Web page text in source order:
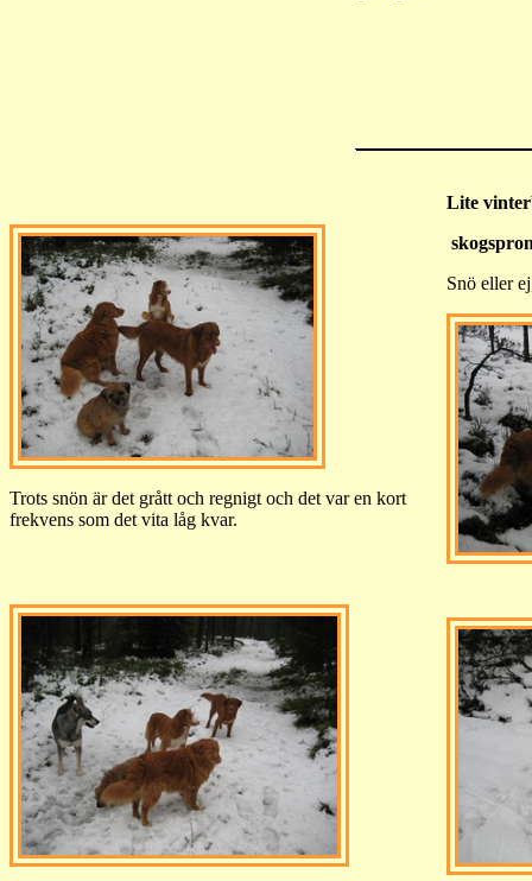
Trots snön är det grått och regnigt och det var en kort
frekvens som det vita låg kvar.
Lite
Snö eller